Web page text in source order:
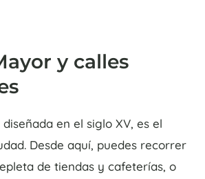
y calles
diseñada en el siglo XV, es el
Desde aquí, puedes recorrer
de tiendas y cafeterías, o